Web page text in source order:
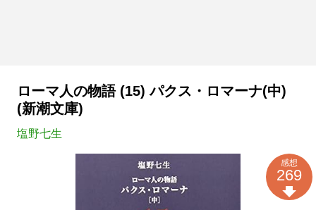
ローマ人の物語 (15) パクス・ロマーナ(中)
(新潮文庫)
塩野七生
感想
269